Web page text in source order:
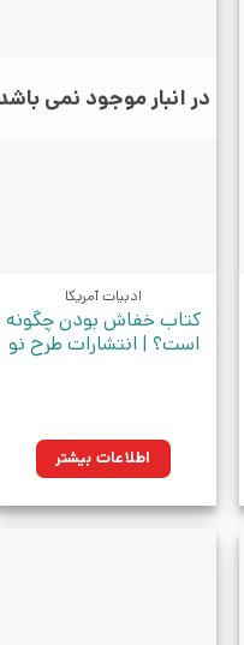
در انبار موجود نمی
ادبیات آمریکا
کتاب خفاش بودن چگونه
است؟ | انتشارات طرح نو
اطلاعات بیشتر